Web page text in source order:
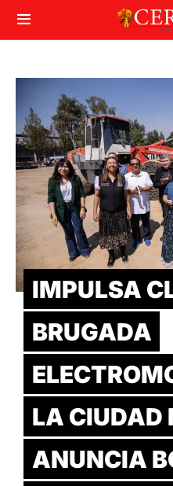
IMPULSA
BRUGADA
LA CIUDAD
ANUNCIA